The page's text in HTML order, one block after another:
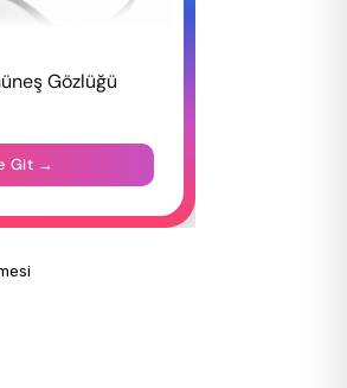
Gözlüğü
Git →